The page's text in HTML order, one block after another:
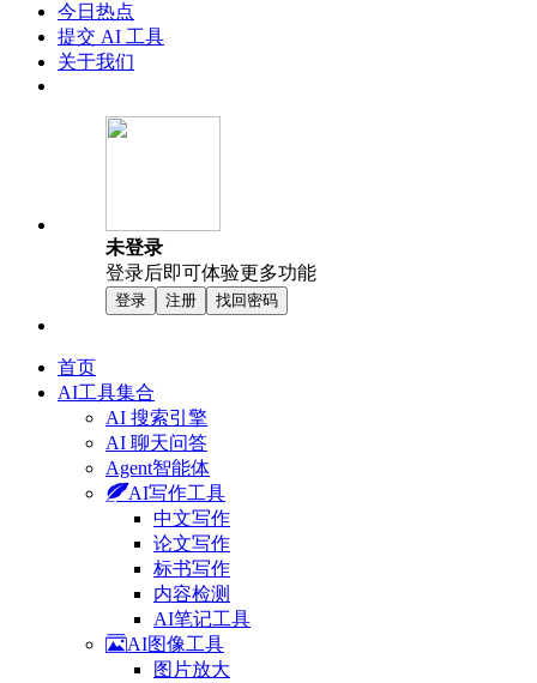
今日热点
提交 AI 工具
关于我们
未登录
登录后即可体验更多功能
登录 注册 找回密码
首页
AI工具集合
AI 搜索引擎
AI 聊天问答
Agent智能体
AI写作工具
中文写作
论文写作
标书写作
内容检测
AI笔记工具
AI图像工具
图片放大